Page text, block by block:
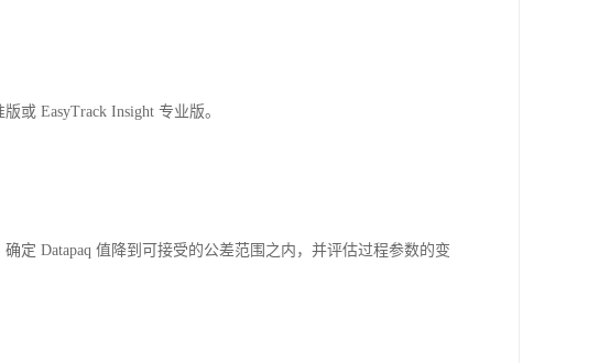
或 EasyTrack Insight 专业版。
定 Datapaq 值降到可接受的公差范围之内，并评估过程参数的变